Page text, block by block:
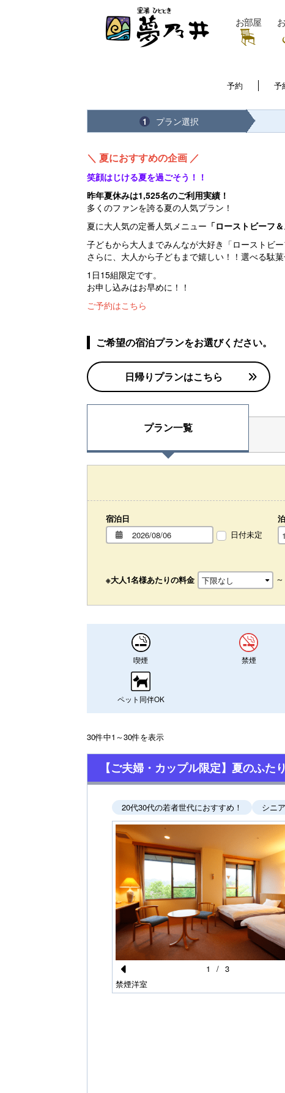
お部屋
予約 予
1 プラン選択
＼ 夏におすすめの企画 ／
笑顔はじける夏を過ごそう！！
昨年夏休みは1,525名のご利用実績！
多くのファンを誇る夏の人気プラン！
夏に大人気の定番人気メニュー 「ローストビーフ
子どもから大人までみんなが大好き「ローストビ
さらに、大人から子どもまで嬉しい！！選べる駄菓
1日15組限定です。
お申し込みはお早めに！！
ご予約はこちら
ご希望の宿泊プランをお選びください。
日帰りプランはこちら
プラン一覧
宿泊日
日付未定
※大人1名様あたりの料金 ～
喫煙 禁煙
ペット同伴OK
30件中1～30件を表示
【ご夫婦・カップル限定】夏のふ
20代30代の若者世代におすすめ！ シニ
Pr
禁煙洋室
1 / 3